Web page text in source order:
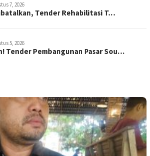
7, 2026
Tender Rehabilitasi T…
5, 2026
Tender Pembangunan Pasar Sou…